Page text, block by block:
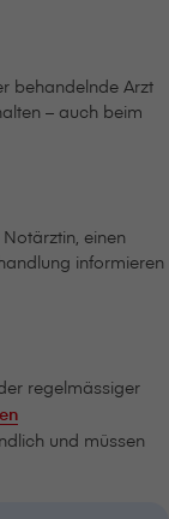
behandelnde Arzt
– auch beim
einen
informieren
regelmässiger
und müssen